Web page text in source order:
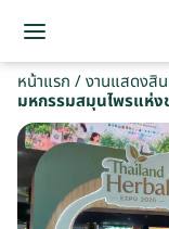
หน้าแรก /งานแสดงสิน
มหกรรมสมุนไพรแห่